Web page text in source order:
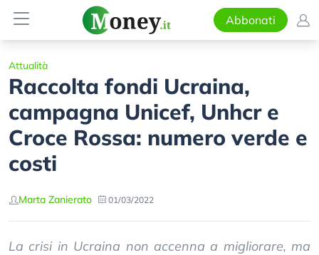
Abbonati
Attualità
Raccolta fondi Ucraina,
campagna Unicef, Unhcr e
Croce Rossa: numero verde e
costi
Marta Zanierato 01/03/2022
La crisi in Ucraina non accenna a migliorare, ma